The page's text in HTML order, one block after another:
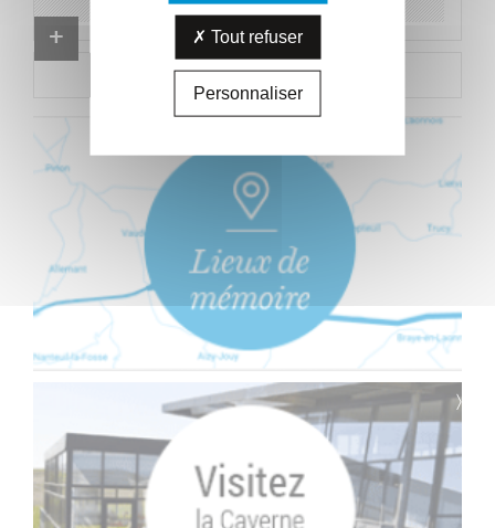
Proposer un combattant
Proposer un document
Tout refuser
Personnaliser